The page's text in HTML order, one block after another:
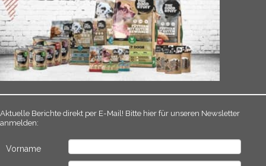
Aktuelle Berichte direkt per E-Mail! Bitte hier für unseren Newsletter
anmelden:
Vorname